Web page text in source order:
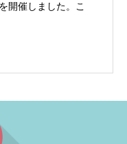
開催しました。こ